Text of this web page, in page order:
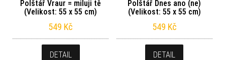
Polštář Vraur = miluji tě
(Velikost: 55 x 55 cm)
549 Kč
DETAIL
Polštář Dnes ano (ne)
(Velikost: 55 x 55 cm)
549 Kč
DETAIL